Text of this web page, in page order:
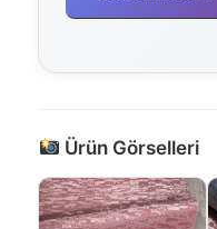
Ürün Görselleri